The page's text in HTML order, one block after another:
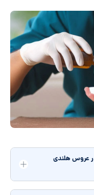
عروس هلندی